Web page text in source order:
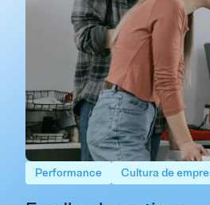
Performance Cultura de